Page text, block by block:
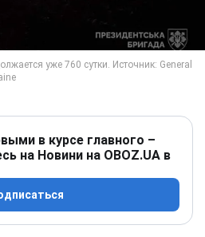
в курсе главного –
на Новини на OBOZ.UA в